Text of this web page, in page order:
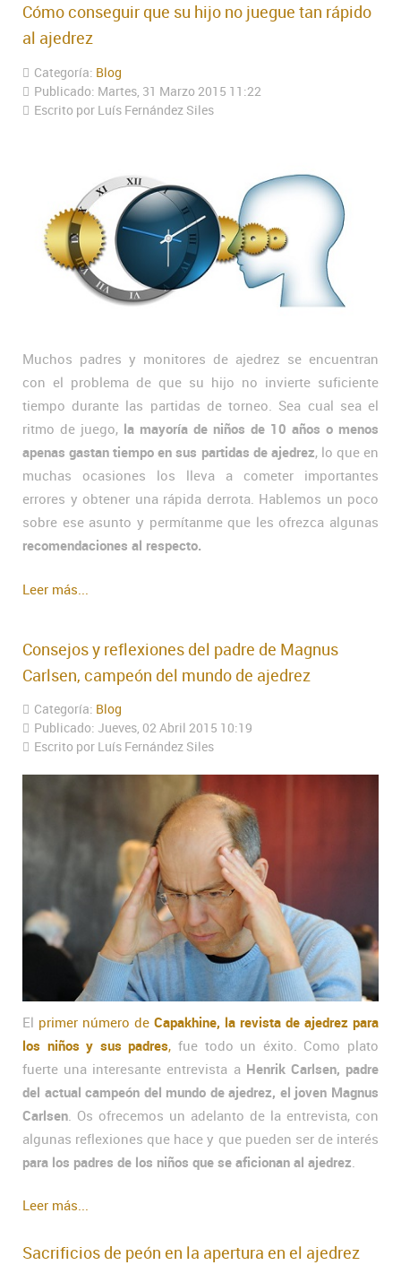
Cómo conseguir que su hijo no juegue tan rápido
al ajedrez
Categoría: Blog
Publicado: Martes, 31 Marzo 2015 11:22
Escrito por Luís Fernández Siles
Muchos padres y monitores de ajedrez se encuentran
con el problema de que su hijo no invierte suficiente
tiempo durante las partidas de torneo. Sea cual sea el
ritmo de juego, la mayoría de niños de 10 años o menos
apenas gastan tiempo en sus partidas de ajedrez, lo que en
muchas ocasiones los lleva a cometer importantes
errores y obtener una rápida derrota. Hablemos un poco
sobre ese asunto y permítanme que les ofrezca algunas
recomendaciones al respecto.
Leer más...
Consejos y reflexiones del padre de Magnus
Carlsen, campeón del mundo de ajedrez
Categoría: Blog
Publicado: Jueves, 02 Abril 2015 10:19
Escrito por Luís Fernández Siles
El primer número de Capakhine, la revista de ajedrez para
los niños y sus padres,fue todo un éxito. Como plato
fuerte una interesante entrevista a Henrik Carlsen, padre
del actual campeón del mundo de ajedrez, el joven Magnus
Carlsen . Os ofrecemos un adelanto de la entrevista, con
algunas reflexiones que hace y que pueden ser de interés
para los padres de los niños que se aficionan al ajedrez
Leer más...
Sacrificios de peón en la apertura en el ajedrez